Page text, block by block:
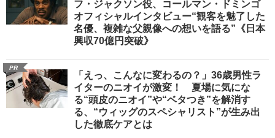
フ・ジャクソン役、コールマン・ドミンゴ
オフィシャルインタビュー“観客を魅了した
名優、複雑な父親像への想いを語る”《日本
興収70億円突破》
PR
「えっ、こんなに変わるの？」36歳男性ラ
イターのニオイが激変！ 夏場に気にな
る“頭皮のニオイ”や“ベタつき”を解消す
る、“ウィッグのスペシャリスト”が生み出
した徹底ケアとは